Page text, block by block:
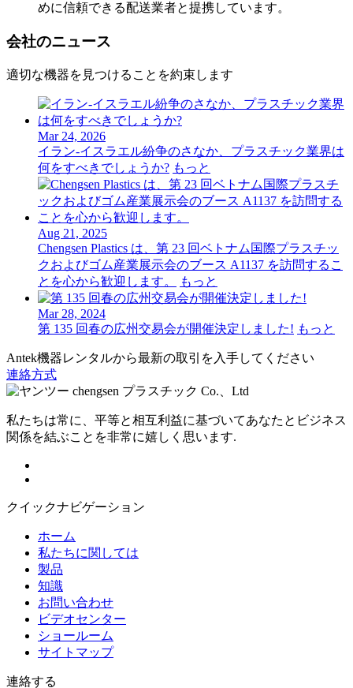
めに信頼できる配送業者と提携しています。
会社のニュース
適切な機器を見つけることを約束します
Mar 24, 2026
イラン-イスラエル紛争のさなか、プラスチック業界は
何をすべきでしょうか? もっと
Aug 21, 2025
Chengsen Plastics は、第 23 回ベトナム国際プラスチッ
クおよびゴム産業展示会のブース A1137 を訪問するこ
とを心から歓迎します。
もっと
Mar 28, 2024
第 135 回春の広州交易会が開催決定しました! もっと
Antek機器レンタルから最新の取引を入手してください
連絡方式
私たちは常に、平等と相互利益に基づいてあなたとビジネス
関係を結ぶことを非常に嬉しく思います.
クイックナビゲーション
ホーム
私たちに関しては
製品
知識
お問い合わせ
ビデオセンター
ショールーム
サイトマップ
連絡する